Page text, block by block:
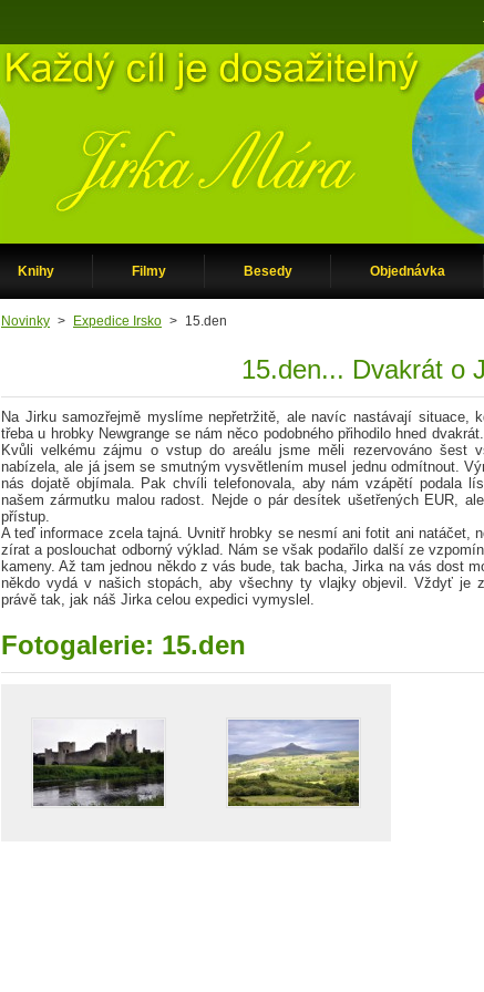
Knihy Filmy Besedy Objednávka
Novinky > Expedice Irsko > 15.den
15.den... Dvakrát o
Na Jirku samozřejmě myslíme nepřetržitě, ale navíc nastávají situace,
třeba u hrobky Newgrange se nám něco podobného přihodilo hned
Kvůli velkému zájmu o vstup do areálu jsme měli rezervováno šest
nabízela, ale já jsem se smutným vysvětlením musel jednu odmítnout.
nás dojatě objímala. Pak chvíli telefonovala, aby nám vzápětí podala
našem zármutku malou radost. Nejde o pár desítek ušetřených EUR,
přístup.
A teď informace zcela tajná. Uvnitř hrobky se nesmí ani fotit ani natáčet,
zírat a poslouchat odborný výklad. Nám se však podařilo další ze
kameny. Až tam jednou někdo z vás bude, tak bacha, Jirka na vás dost
někdo vydá v našich stopách, aby všechny ty vlajky objevil. Vždyť je
právě tak, jak náš Jirka celou expedici vymyslel.
Fotogalerie: 15.den